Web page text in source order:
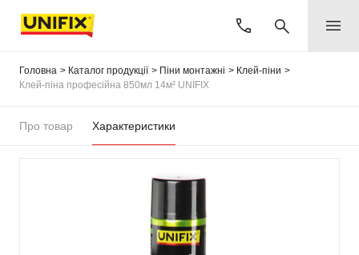
Головна Каталог продукції Піни монтажні
Клей-піни
Клей-піна професійна 850мл 14м² UNIFIX
Про товар Характеристики